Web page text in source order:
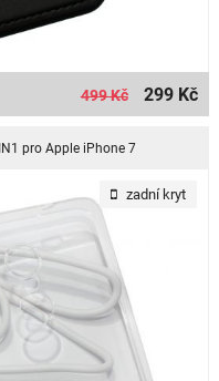
499 Kč 299 Kč
pro Apple iPhone 7
zadní kryt